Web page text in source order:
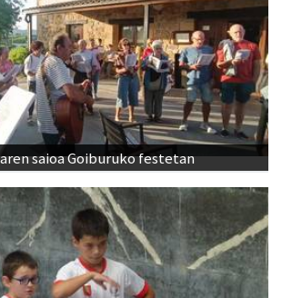
saioa Goiburuko festetan